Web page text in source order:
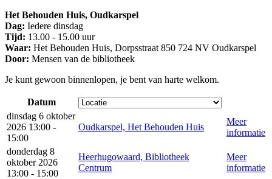
Het Behouden Huis, Oudkarspel
Dag: Iedere dinsdag
Tijd: 13.00 - 15.00 uur
Waar: Het Behouden Huis, Dorpsstraat 850 724 NV Oudkarspel​
Door: Mensen van de bibliotheek
Je kunt gewoon binnenlopen, je bent van harte welkom.
Datum
dinsdag 6 oktober
2026 13:00 -
15:00
Oudkarspel, Het Behouden Huis
Meer
informatie
donderdag 8
oktober 2026
13:00 - 15:00
Heerhugowaard, Bibliotheek
Centrum
Meer
informatie